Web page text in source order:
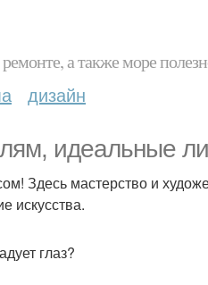
ремонте, а также море
дизайн
идеальные
Здесь мастерство и
искусства.
глаз?